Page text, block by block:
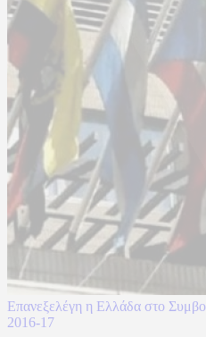
Επανεξελέγη η Ελλάδα στο
2016-17